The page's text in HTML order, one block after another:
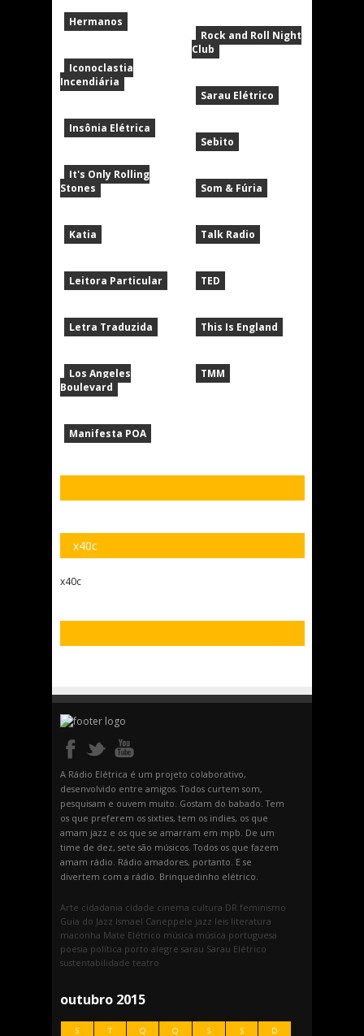
Hermanos
Iconoclastia
Incendiária
Insônia Elétrica
It's Only Rolling
Stones
Katia
Leitora Particular
Letra Traduzida
Los Angeles
Boulevard
Manifesta POA
Rock and Roll Night
Club
Sarau Elétrico
Sebito
Som & Fúria
Talk Radio
TED
This Is England
TMM
x40c
x40c
A Rádio Elétrica é um projeto colaborativo,
desenvolvido entre amigos. Todos curtem som,
pesquisam e ouvem muito. Gostam do babado. Tem
os que preferem os sixties, tem os indies, os que
amam jazz e os que se amarram em mpb. De um
time de dez, sete são músicos. Todos os que fazem
amam rádio. Rádio amadores, portanto. E se
divertem com a rádio. Brinquedinho elétrico.
Arte cidadania cidade cinema cultura DR feminismo
Guia do Jazz Ismael Caneppele jazz leis literatura
maconha Mate Elétrico música música portuguesa
poesia política porto alegre sarau Sarau Elétrico
sustentabilidade teatro
outubro 2015
S T Q Q S S D